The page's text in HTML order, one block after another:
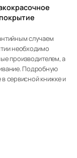
покрытие
случаем
необходимо
производителем, а
Подробную
сервисной книжке и